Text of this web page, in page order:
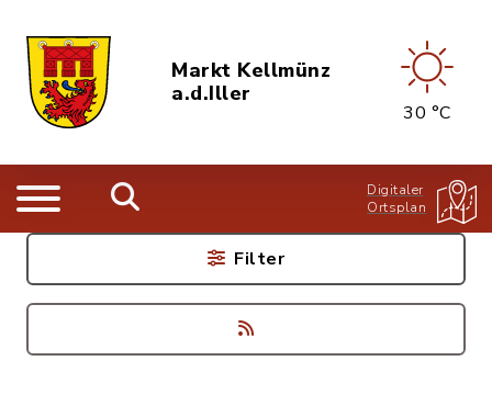
Markt Kellmünz
a.d.Iller
30 °C
Digitaler
Ortsplan
Filter